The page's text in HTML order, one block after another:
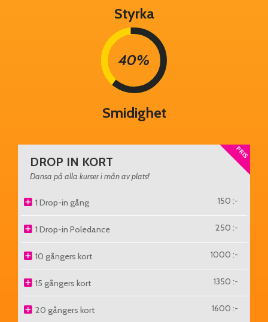
Styrka
40%
Smidighet
DROP IN KORT
Dansa på alla kurser i mån av plats!
PRIS
1 Drop-in gång 150 :-
1 Drop-in Poledance 250 :-
10 gångers kort 1000 :-
15 gångers kort 1350 :-
20 gångers kort 1600 :-